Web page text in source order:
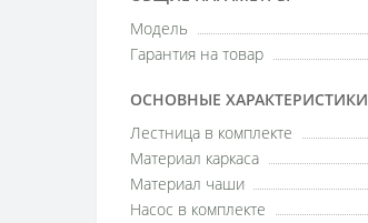
Модель
Гарантия на товар
ОСНОВНЫЕ ХАРАКТЕРИСТИКИ
Лестница в комплекте
Материал каркаса
Материал чаши
Насос в комплекте